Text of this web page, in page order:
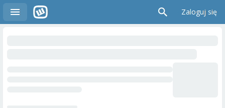
Zaloguj się